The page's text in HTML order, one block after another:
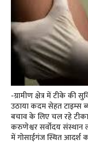
-ग्रामीण क्षेत्र में टीके की
उठाया कदम सेहत टाइम्‍स
बचाव के लिए चल रहे
करुणेश्वर सर्वोदय
में गोसाईगंज स्थित